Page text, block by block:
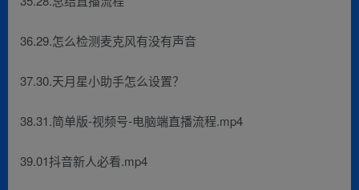
36.29.怎么检测麦克风有没有声音
37.30.天月星小助手怎么设置？
38.31.简单版-视频号-电脑端直播流程.mp4
39.01抖音新人必看.mp4